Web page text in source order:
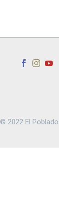
© 2022 El Poblado